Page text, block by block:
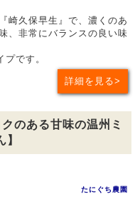
崎久保早生』で、濃くのあ
、非常にバランスの良い味
です。
詳細を見る
のある甘味の温州ミ
たにぐち農園